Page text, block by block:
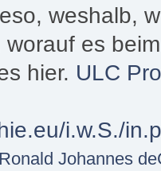
weshalb,
worauf es
hier. ULC
i.w.S./
Johannes